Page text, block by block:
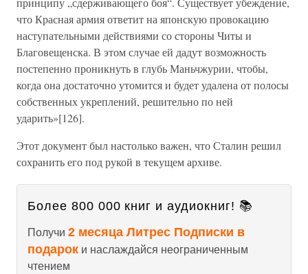
что Красная армия ответит на японскую провокацию
наступательными действиями со стороны Читы и
Благовещенска. В этом случае ей дадут возможность
постепенно проникнуть в глубь Маньчжурии, чтобы,
когда она достаточно утомится и будет удалена от полосы
собственных укреплений, решительно по ней
ударить»[126].
Этот документ был настолько важен, что Сталин решил
сохранить его под рукой в текущем архиве.
Более 800 000 книг и аудиокниг! 📚
Получи 2 месяца Литрес Подписки в
подарок и наслаждайся неограниченным
чтением